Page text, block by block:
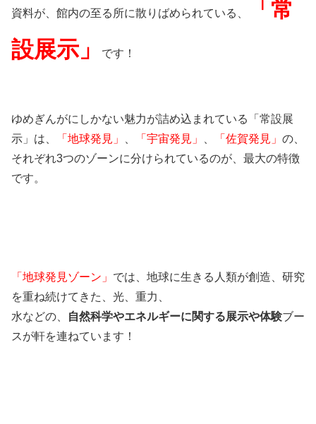
資料が、館内の至る所に散りばめられている、
「常
設展示」
です！
ゆめぎんがにしかない魅力が詰め込まれている「常設展
示」は、
「地球発見」 、 「宇宙発見」 、 「佐賀発見」 の、
それぞれ3つのゾーンに分けられているのが、最大の特徴
です。
「地球発見ゾーン」 では、地球に生きる人類が創造、研究
を重ね続けてきた、光、重力、
水などの、
自然科学やエネルギーに関する展示や体験ブー
スが軒を連ねています！